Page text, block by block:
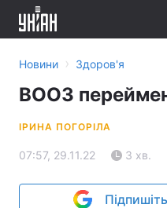
Новини › Здоров'я
ВООЗ
ІРИНА ПОГОРІЛА
07:57, 29.11.22 3 хв.